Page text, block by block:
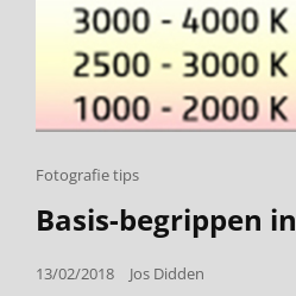
Cat
Fotografie tips
Basis-begrippen
Posted
13/02/2018 Jos Didden